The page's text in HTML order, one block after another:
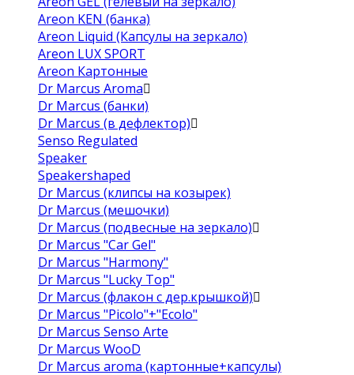
Areon KEN (банка)
Areon Liquid (Капсулы на зеркало)
Areon LUX SPORT
Areon Картонные
Dr Marcus Aroma
Dr Marcus (банки)
Dr Marcus (в дефлектор)
Senso Regulated
Speaker
Speakershaped
Dr Marcus (клипсы на козырек)
Dr Marcus (мешочки)
Dr Marcus (подвесные на зеркало)
Dr Marcus "Car Gel"
Dr Marcus "Harmony"
Dr Marcus "Lucky Top"
Dr Marcus (флакон с дер.крышкой)
Dr Marcus "Picolo"+"Ecolo"
Dr Marcus Senso Arte
Dr Marcus WooD
Dr Marcus aroma (картонные+капсулы)